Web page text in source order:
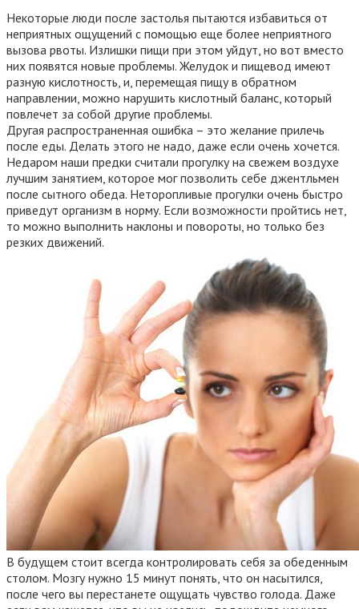
Некоторые люди после застолья пытаются избавиться от
неприятных ощущений с помощью еще более неприятного
вызова рвоты. Излишки пищи при этом уйдут, но вот вместо
них появятся новые проблемы. Желудок и пищевод имеют
разную кислотность, и, перемещая пищу в обратном
направлении, можно нарушить кислотный баланс, который
повлечет за собой другие проблемы.
Другая распространенная ошибка – это желание прилечь
после еды. Делать этого не надо, даже если очень хочется.
Недаром наши предки считали прогулку на свежем воздухе
лучшим занятием, которое мог позволить себе джентльмен
после сытного обеда. Неторопливые прогулки очень быстро
приведут организм в норму. Если возможности пройтись нет,
то можно выполнить наклоны и повороты, но только без
резких движений.
В будущем стоит всегда контролировать себя за обеденным
столом. Мозгу нужно 15 минут понять, что он насытился,
после чего вы перестанете ощущать чувство голода. Даже